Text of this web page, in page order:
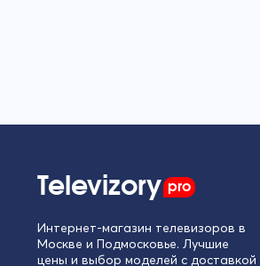
Televizory pro
Интернет-магазин телевизоров в
Москве и Подмосковье. Лучшие
цены и выбор моделей с доставкой